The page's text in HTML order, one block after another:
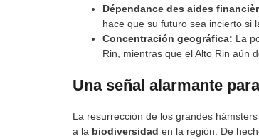
Dépendance des aides
hace que su futuro sea incierto si
Concentración geográfica: La
Rin, mientras que el Alto Rin aún
Una señal alarmante
La resurrección de los grandes
a la biodiversidad en la región. De